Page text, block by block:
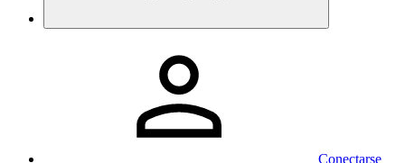
Conectarse